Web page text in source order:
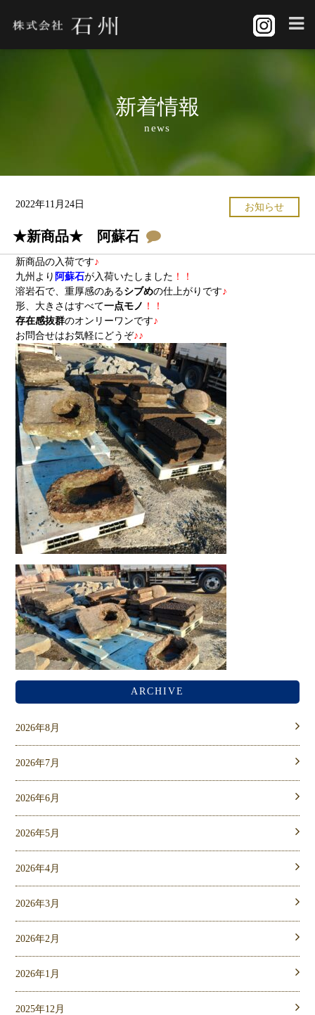
新着情報
news
2022年11月24日 お知らせ
★新商品★ 阿蘇石
新商品の入荷です♪
九州より 阿蘇石が入荷いたしました ！！
溶岩石で、重厚感のあるシブめの仕上がりです♪
形、大きさはすべて一点モノ ！！
存在感抜群のオンリーワンです♪
お問合せはお気軽にどうぞ♪♪
ARCHIVE
2026年8月
2026年7月
2026年6月
2026年5月
2026年4月
2026年3月
2026年2月
2026年1月
2025年12月